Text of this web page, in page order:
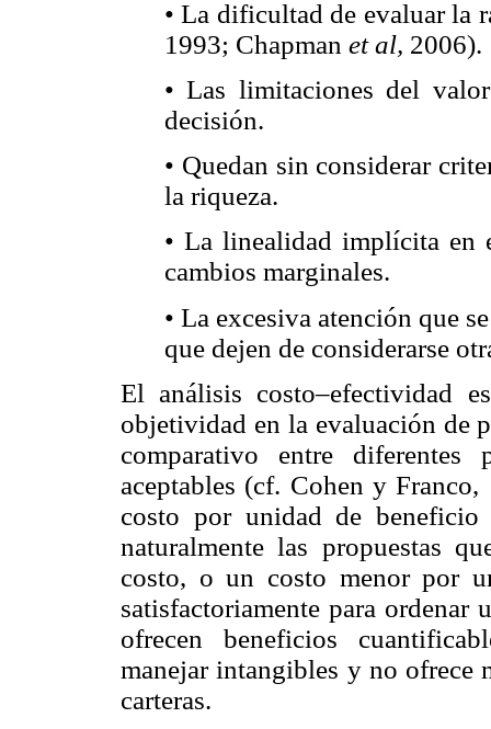
• La dificultad de evaluar la
1993; Chapman et al, 2006).
• Las limitaciones del
decisión.
• Quedan sin considerar
la riqueza.
• La linealidad implícita en
cambios marginales.
• La excesiva atención que
que dejen de considerarse
El análisis costo–efectividad
objetividad en la evaluación de
comparativo entre diferentes
aceptables (cf. Cohen y
costo por unidad de beneficio
naturalmente las propuestas
costo, o un costo menor por
satisfactoriamente para
ofrecen beneficios
manejar intangibles y no ofrece
carteras.